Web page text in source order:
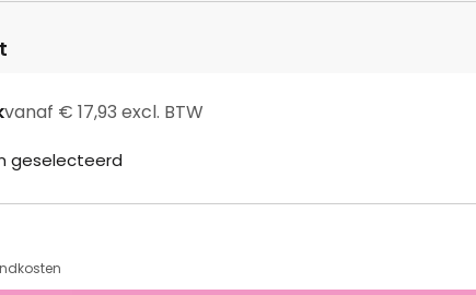
vanaf € 17,93 excl. BTW
geselecteerd